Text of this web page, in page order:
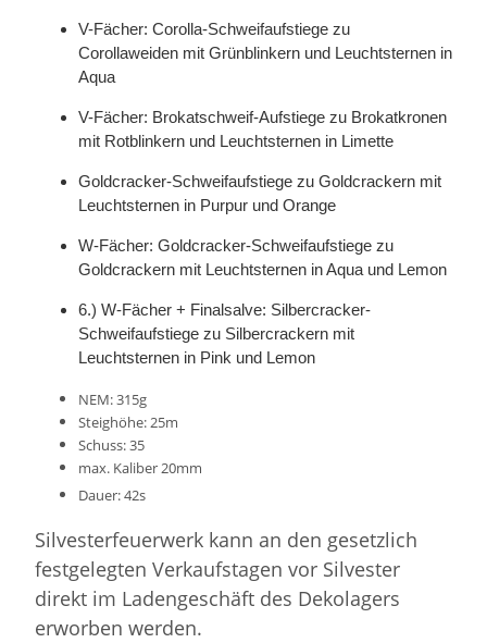
V-Fächer: Corolla-Schweifaufstiege zu
Corollaweiden mit Grünblinkern und Leuchtsternen in
Aqua
V-Fächer: Brokatschweif-Aufstiege zu Brokatkronen
mit Rotblinkern und Leuchtsternen in Limette
Goldcracker-Schweifaufstiege zu Goldcrackern mit
Leuchtsternen in Purpur und Orange
W-Fächer: Goldcracker-Schweifaufstiege zu
Goldcrackern mit Leuchtsternen in Aqua und Lemon
6.) W-Fächer + Finalsalve: Silbercracker-
Schweifaufstiege zu Silbercrackern mit
Leuchtsternen in Pink und Lemon
NEM: 315g
Steighöhe: 25m
Schuss: 35
max. Kaliber 20mm
Dauer: 42s
Silvesterfeuerwerk kann an den gesetzlich
festgelegten Verkaufstagen vor Silvester
direkt im Ladengeschäft des Dekolagers
erworben werden.